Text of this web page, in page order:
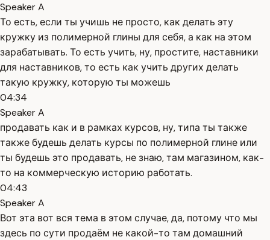
Speaker A
То есть, если ты учишь не просто, как делать эту
кружку из полимерной глины для себя, а как на этом
зарабатывать. То есть учить, ну, простите, наставники
для наставников, то есть как учить других делать
такую кружку, которую ты можешь
04:34
Speaker A
продавать как и в рамках курсов, ну, типа ты также
также будешь делать курсы по полимерной глине или
ты будешь это продавать, не знаю, там магазином, как-
то на коммерческую историю работать.
04:43
Speaker A
Вот эта вот вся тема в этом случае, да, потому что мы
здесь по сути продаём не какой-то там домашний